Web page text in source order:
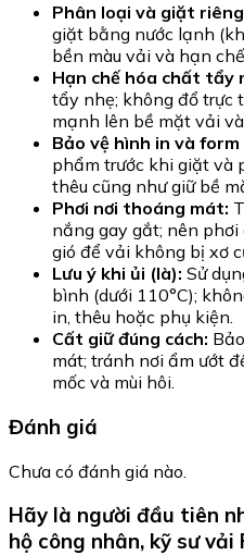
Phân loại và giặt
giặt bằng nước lạnh
bền màu vải và hạn
Hạn chế hóa chất tẩy
tẩy nhẹ; không đổ trực
mạnh lên bề mặt vải
Bảo vệ hình in và form
phẩm trước khi giặt và
thêu cũng như giữ bề
Phơi nơi thoáng mát:
nắng gay gắt; nên phơi
gió để vải không bị xơ
Lưu ý khi ủi (là): Sử
bình (dưới 110°C);
in, thêu hoặc phụ kiện.
Cất giữ đúng cách:
mát; tránh nơi ẩm ướt
mốc và mùi hôi.
Đánh giá
Chưa có đánh giá nào.
Hãy là người đầu tiên
hộ công nhân, kỹ sư